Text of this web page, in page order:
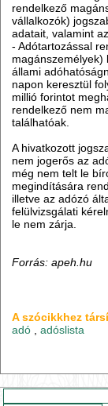
rendelkező
vállalkozók)
adatait, valamint az
- Adótartozással
magánszemélyek)
állami
napon keresztül
millió forintot
rendelkező nem
találhatóak.
A hivatkozott
nem jogerős az
még nem telt le
megindítására
illetve az adózó
felülvizsgálati
le nem zárja.
Forrás: apeh.hu
A szócikkhez
adó ,adóslista